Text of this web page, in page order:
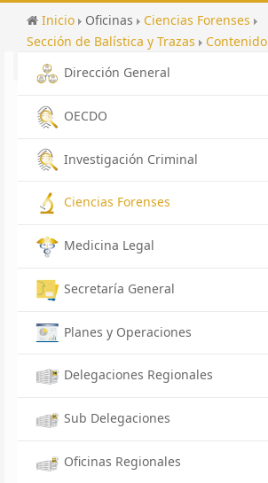
Inicio Oficinas
Ciencias Forenses
Sección de Balística y Trazas
Contenido
Administración del Sitio Web
Dirección General
OECDO
Investigación Criminal
Ciencias Forenses
Medicina Legal
Secretaría General
Planes y Operaciones
Delegaciones Regionales
Sub Delegaciones
Oficinas Regionales